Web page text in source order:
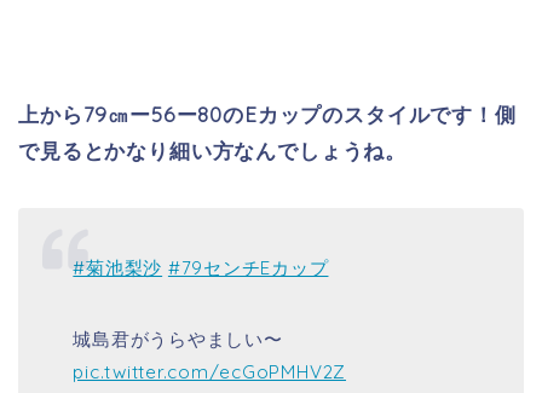
上から79㎝ー56ー80のEカップのスタイルです！側
で見るとかなり細い方なんでしょうね。
#菊池梨沙 #79センチEカップ
城島君がうらやましい〜
pic.twitter.com/ecGoPMHV2Z